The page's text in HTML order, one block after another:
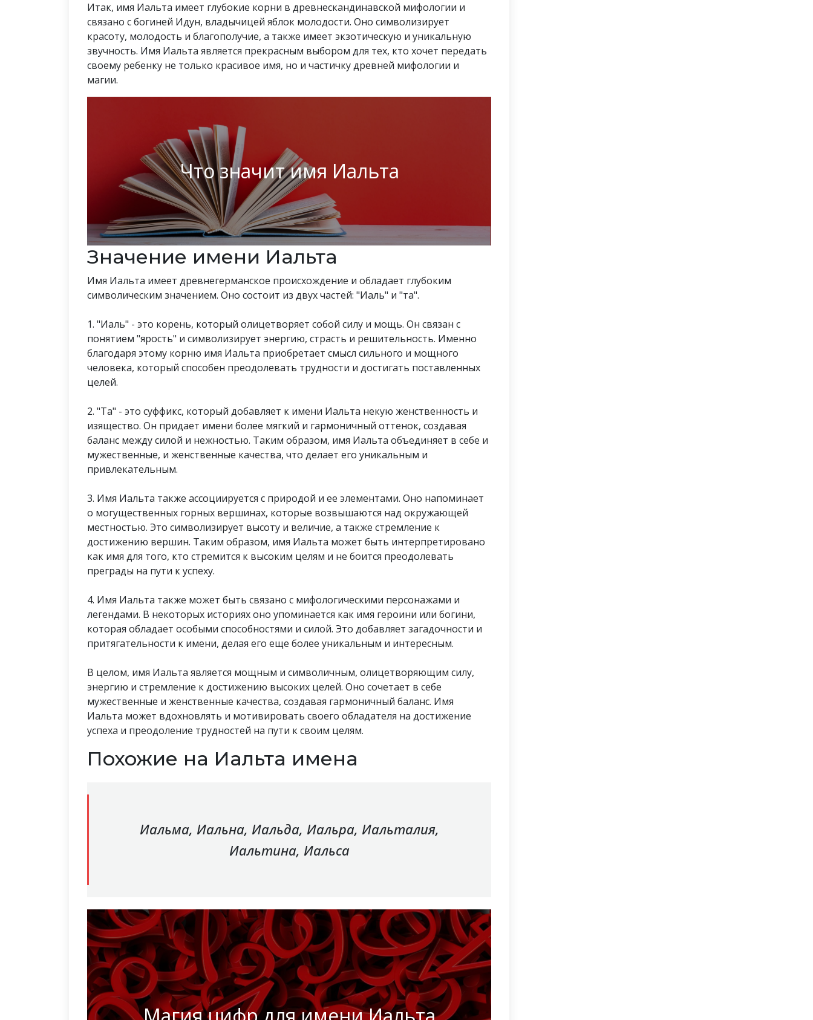
Итак, имя Иальта имеет глубокие корни в древнескандинавской мифологии и
связано с богиней Идун, владычицей яблок молодости. Оно символизирует
красоту, молодость и благополучие, а также имеет экзотическую и уникальную
звучность. Имя Иальта является прекрасным выбором для тех, кто хочет передать
своему ребенку не только красивое имя, но и частичку древней мифологии и
магии.
Что значит имя Иальта
Значение имени Иальта
Имя Иальта имеет древнегерманское происхождение и обладает глубоким
символическим значением. Оно состоит из двух частей: "Иаль" и "та".
1. "Иаль" - это корень, который олицетворяет собой силу и мощь. Он связан с
понятием "ярость" и символизирует энергию, страсть и решительность. Именно
благодаря этому корню имя Иальта приобретает смысл сильного и мощного
человека, который способен преодолевать трудности и достигать поставленных
целей.
2. "Та" - это суффикс, который добавляет к имени Иальта некую женственность и
изящество. Он придает имени более мягкий и гармоничный оттенок, создавая
баланс между силой и нежностью. Таким образом, имя Иальта объединяет в себе и
мужественные, и женственные качества, что делает его уникальным и
привлекательным.
3. Имя Иальта также ассоциируется с природой и ее элементами. Оно напоминает
о могущественных горных вершинах, которые возвышаются над окружающей
местностью. Это символизирует высоту и величие, а также стремление к
достижению вершин. Таким образом, имя Иальта может быть интерпретировано
как имя для того, кто стремится к высоким целям и не боится преодолевать
преграды на пути к успеху.
4. Имя Иальта также может быть связано с мифологическими персонажами и
легендами. В некоторых историях оно упоминается как имя героини или богини,
которая обладает особыми способностями и силой. Это добавляет загадочности и
притягательности к имени, делая его еще более уникальным и интересным.
В целом, имя Иальта является мощным и символичным, олицетворяющим силу,
энергию и стремление к достижению высоких целей. Оно сочетает в себе
мужественные и женственные качества, создавая гармоничный баланс. Имя
Иальта может вдохновлять и мотивировать своего обладателя на достижение
успеха и преодоление трудностей на пути к своим целям.
Похожие на Иальта имена
Иальма, Иальна, Иальда, Иальра, Иальталия,
Иальтина, Иальса